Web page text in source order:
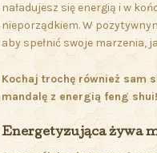
naładujesz się energią i w
nieporządkiem. W
aby spełnić swoje marzenia,
Kochaj trochę również sam
mandalę z energią feng shui!
Energetyzująca żywa